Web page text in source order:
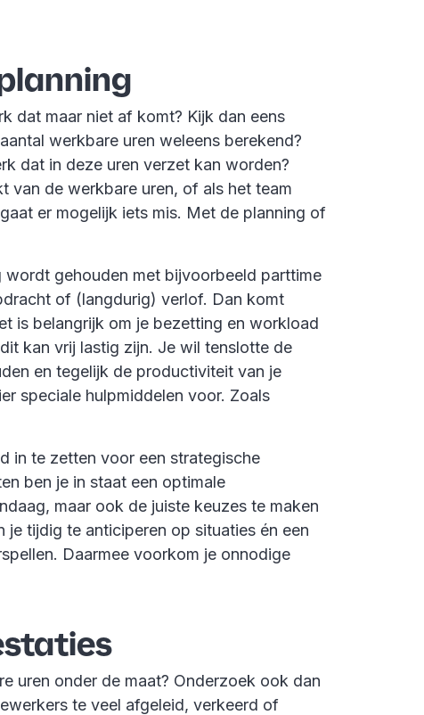
dat maar niet af komt? Kijk dan eens
werkbare uren weleens berekend?
dat in deze uren verzet kan worden?
van de werkbare uren, of als het team
er mogelijk iets mis. Met de planning of
wordt gehouden met bijvoorbeeld parttime
of (langdurig) verlof. Dan komt
is belangrijk om je bezetting en workload
kan vrij lastig zijn. Je wil tenslotte de
en tegelijk de productiviteit van je
speciale hulpmiddelen voor. Zoals
in te zetten voor een strategische
ben je in staat een optimale
maar ook de juiste keuzes te maken
tijdig te anticiperen op situaties én een
Daarmee voorkom je onnodige
uren onder de maat? Onderzoek ook dan
te veel afgeleid, verkeerd of